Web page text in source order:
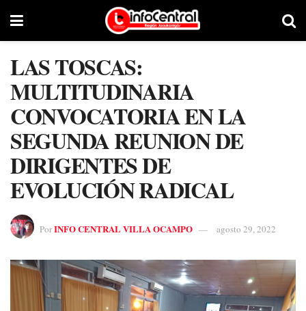
LAS TOSCAS:
MULTITUDINARIA
CONVOCATORIA EN LA
SEGUNDA REUNION DE
DIRIGENTES DE
EVOLUCIÓN RADICAL
PorINFO CENTRAL VILLA OCAMPO agosto 29, 2022